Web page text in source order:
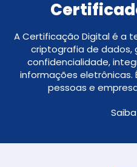
A Certificação Digital é a
criptografia de
confidencialidade,
informações eletrônicas.
pessoas e